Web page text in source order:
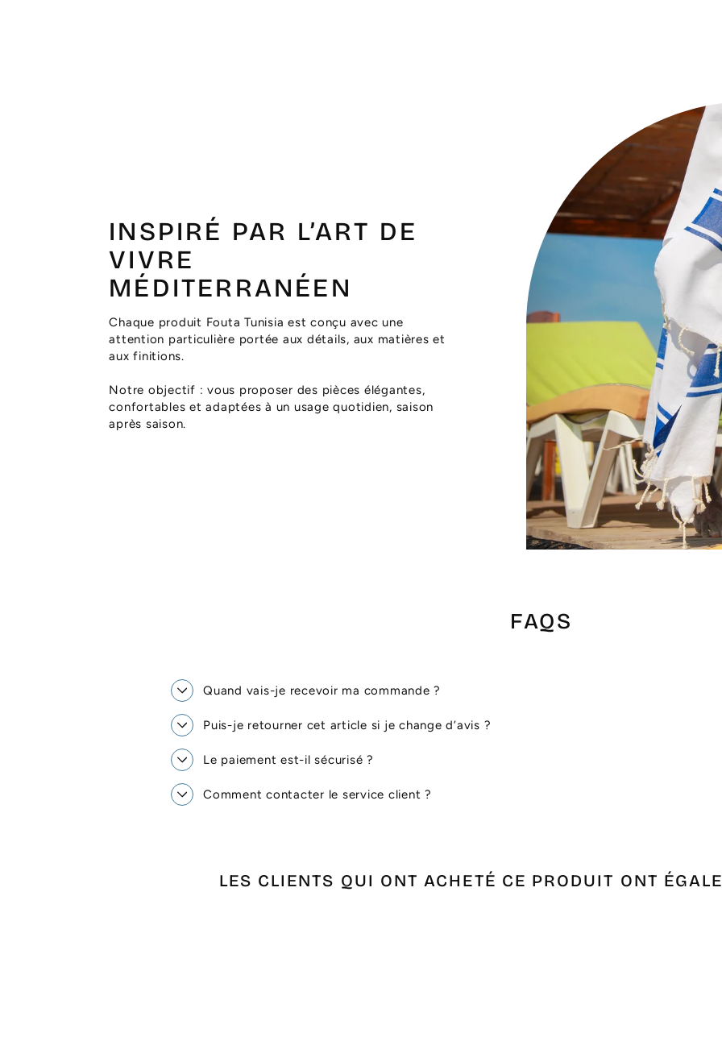
INSPIRÉ PAR L’ART DE
VIVRE
MÉDITERRANÉEN
Chaque produit Fouta Tunisia est conçu avec une
attention particulière portée aux détails, aux matières et
aux finitions.
Notre objectif : vous proposer des pièces élégantes,
confortables et adaptées à un usage quotidien, saison
après saison.
FAQS
Quand vais-je recevoir ma commande ?
Puis-je retourner cet article si je change d’avis ?
Le paiement est-il sécurisé ?
Comment contacter le service client ?
LES CLIENTS QUI ONT ACHETÉ CE PRODUIT ONT